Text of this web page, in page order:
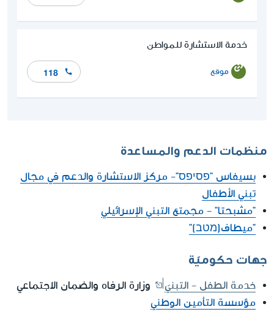
خدمة الاستشارة للمواطن
موقع 118
منظمات الدعم والمساعدة
بسيفاس "פסיפס"- مركز الاستشارة والدعم في مجال
تبني الأطفال
"مشبحتا" - مجمتع التبني الإسرائيلي
"ميطاف(מטב)"
جهات حكوميّة
خدمة الطفل - التبنيّ
وزارة الرفاه والضمان الاجتماعي
مؤسسة التأمين الوطني